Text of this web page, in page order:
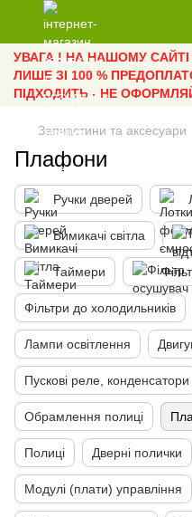
УВАГА ! НА НАШОМУ
ЛИШЕ ЗІ 100 %
ПІДХОДИТЬ - НЕ
Запчастини та аксесуари
Плафони
Ручки дверей
Вимикачі світла
Таймери
Фільтри до холодильників
Лампи освітлення
Пускові реле, конденсатори
Обрамлення полиці
Полиці Дверні полички
Модулі (плати) управління